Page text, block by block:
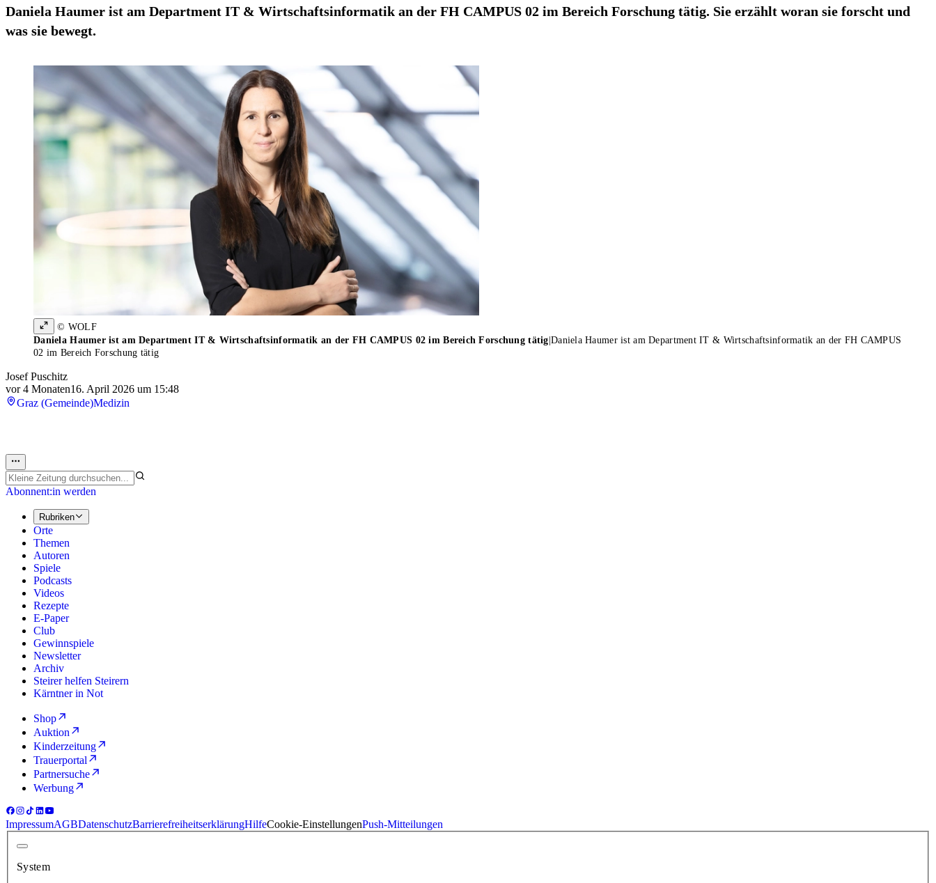
Daniela Haumer ist am Department IT & Wirtschaftsinformatik an der FH CAMPUS 02 im Bereich Forschung tätig. Sie erzählt woran sie forscht und
was sie bewegt.
© WOLF
Daniela Haumer ist am Department IT & Wirtschaftsinformatik an der FH CAMPUS 02 im Bereich Forschung tätig Daniela Haumer ist am Department IT & Wirtschaftsinformatik an der FH CAMPUS
02 im Bereich Forschung tätig
Josef Puschitz
vor 4 Monaten16. April 2026 um 15:48
Graz (Gemeinde)Medizin
Abonnent:in werden
Rubriken
Orte
Themen
Autoren
Spiele
Podcasts
Videos
Rezepte
E-Paper
Club
Gewinnspiele
Newsletter
Archiv
Steirer helfen Steirern
Kärntner in Not
Shop
Auktion
Kinderzeitung
Trauerportal
Partnersuche
Werbung
ImpressumAGBDatenschutzBarrierefreiheitserklärungHilfeCookie-EinstellungenPush-Mitteilungen
System